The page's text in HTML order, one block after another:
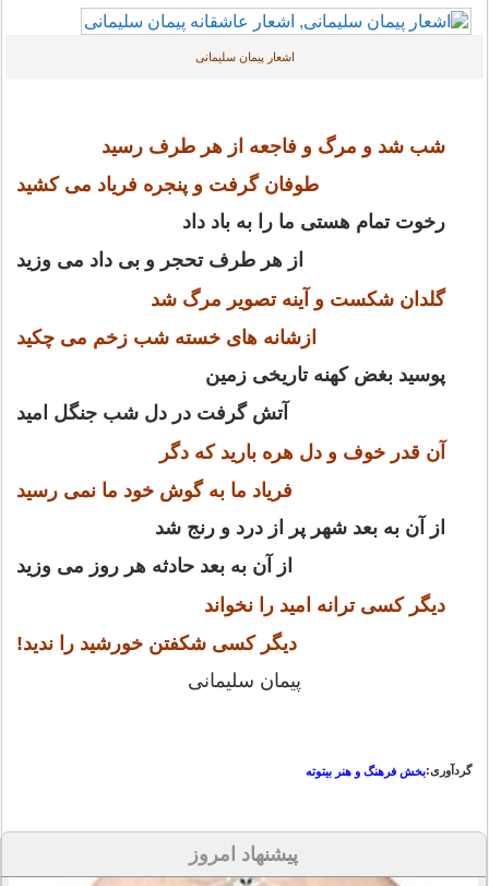
اشعار پیمان سلیمانی
شب شد و مرگ و فاجعه از هر طرف رسید
طوفان گرفت و پنجره فریاد می کشید
رخوت تمام هستی ما را به باد داد
از هر طرف تحجر و بی داد می وزید
گلدان شکست و آینه تصویر مرگ شد
ازشانه های خسته شب زخم می چکید
پوسید بغض کهنه تاریخی زمین
آتش گرفت در دل شب جنگل امید
آن قدر خوف و دل هره بارید که دگر
فریاد ما به گوش خود ما نمی رسید
از آن به بعد شهر پر از درد و رنج شد
از آن به بعد حادثه هر روز می وزید
دیگر کسی ترانه امید را نخواند
دیگر کسی شکفتن خورشید را ندید!
پیمان سلیمانی
گردآوری:بخش فرهنگ و هنر بیتوته
پیشنهاد امروز